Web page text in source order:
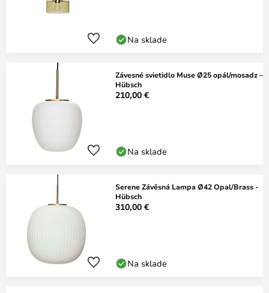
Na sklade
Závesné svietidlo Muse Ø25 opál/mosadz –
Hübsch
210,00 €
Na sklade
Serene Závěsná Lampa Ø42 Opal/Brass -
Hübsch
310,00 €
Na sklade